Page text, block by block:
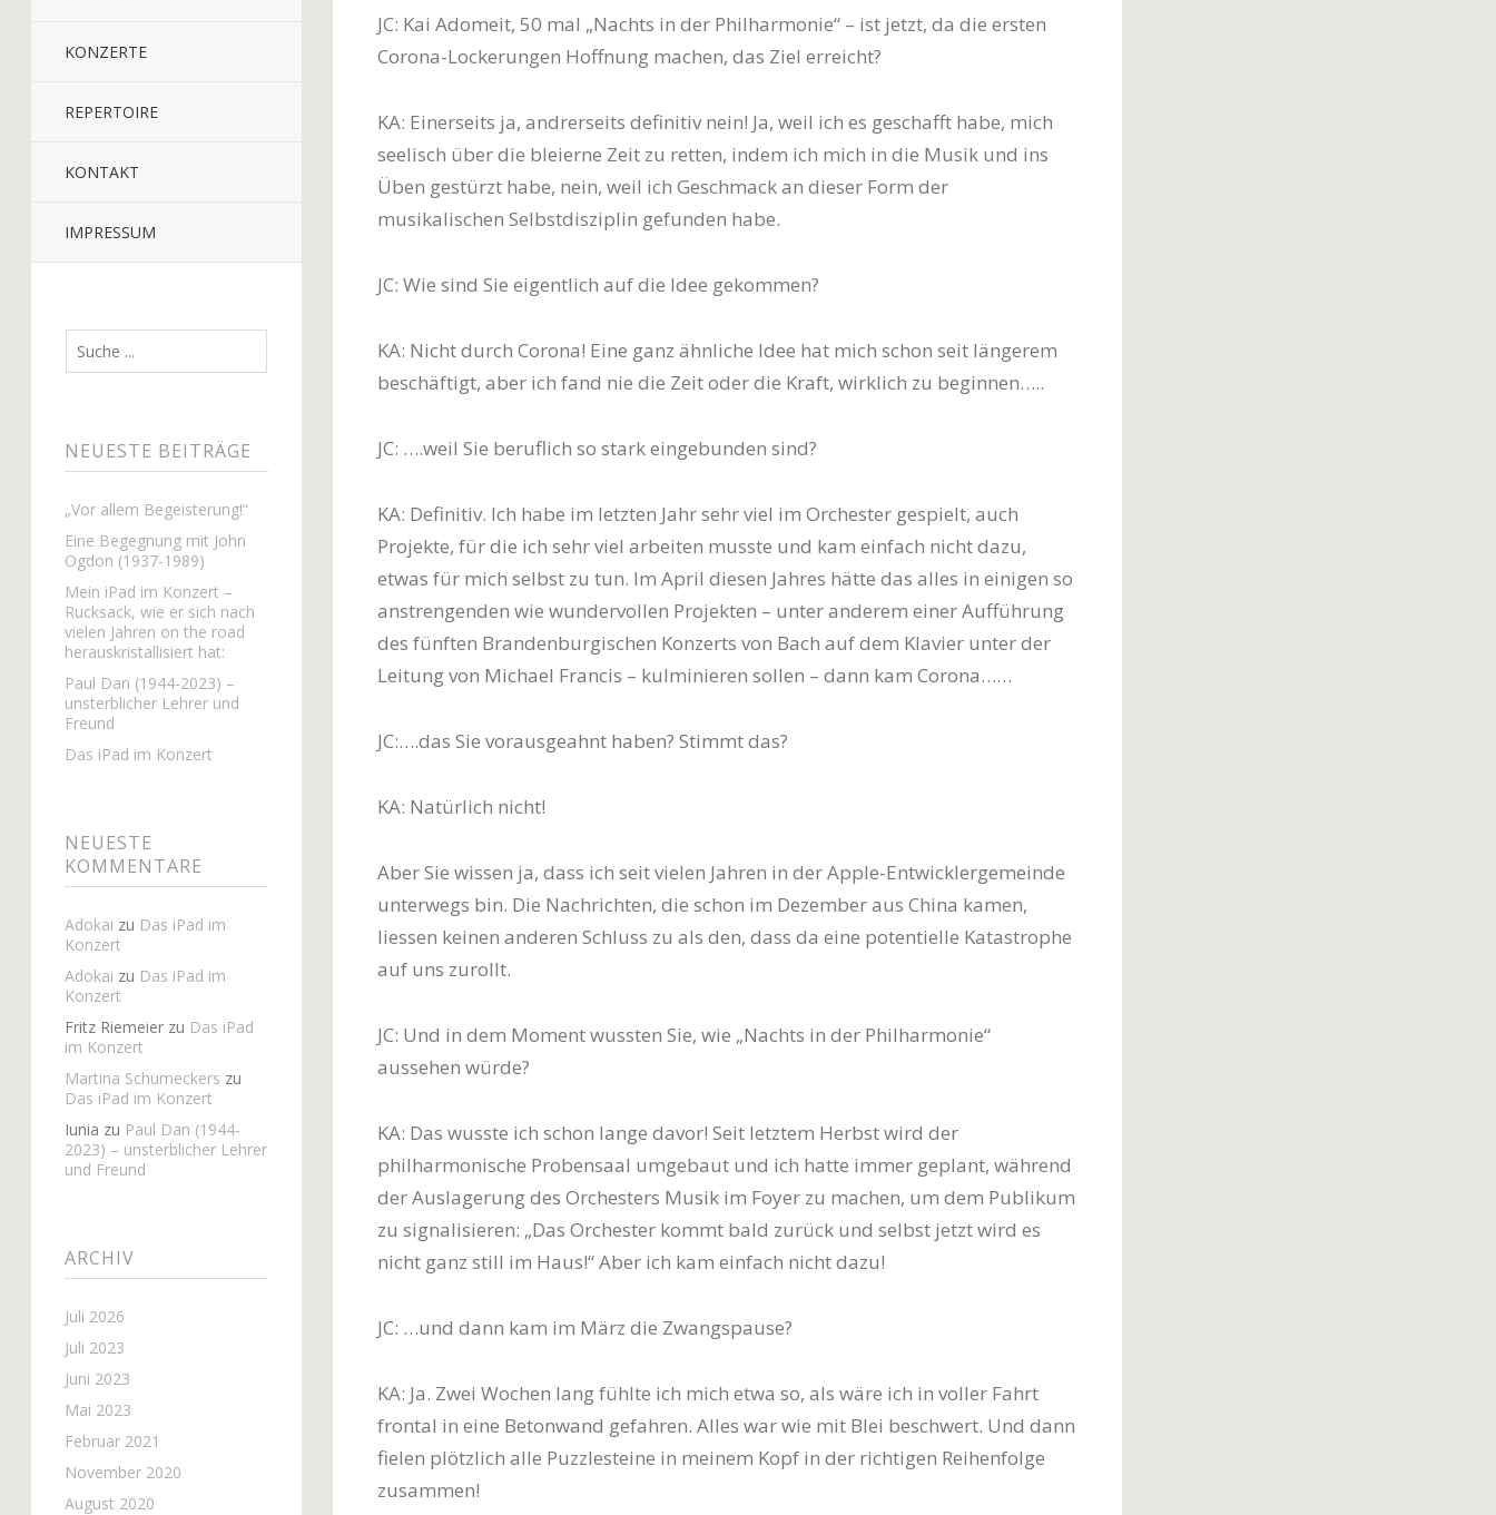
KONZERTE
REPERTOIRE
KONTAKT
IMPRESSUM
NEUESTE BEITRÄGE
„Vor allem Begeisterung!“
Eine Begegnung mit John
Ogdon (1937-1989)
Mein iPad im Konzert –
Rucksack, wie er sich nach
vielen Jahren on the road
herauskristallisiert hat:
Paul Dan (1944-2023) –
unsterblicher Lehrer und
Freund
Das iPad im Konzert
NEUESTE
KOMMENTARE
Adokai zu Das iPad im
Konzert
Adokai zu Das iPad im
Konzert
Fritz Riemeier zu Das iPad
im Konzert
Martina Schumeckers zu
Das iPad im Konzert
Iunia zu Paul Dan (1944-
2023) – unsterblicher Lehrer
und Freund
ARCHIV
Juli 2026
Juli 2023
Juni 2023
Mai 2023
Februar 2021
November 2020
August 2020
JC: Kai Adomeit, 50 mal „Nachts in der Philharmonie“ – ist jetzt, da die ersten
Corona-Lockerungen Hoffnung machen, das Ziel erreicht?
KA: Einerseits ja, andrerseits definitiv nein! Ja, weil ich es geschafft habe, mich
seelisch über die bleierne Zeit zu retten, indem ich mich in die Musik und ins
Üben gestürzt habe, nein, weil ich Geschmack an dieser Form der
musikalischen Selbstdisziplin gefunden habe.
JC: Wie sind Sie eigentlich auf die Idee gekommen?
KA: Nicht durch Corona! Eine ganz ähnliche Idee hat mich schon seit längerem
beschäftigt, aber ich fand nie die Zeit oder die Kraft, wirklich zu beginnen…..
JC: ….weil Sie beruflich so stark eingebunden sind?
KA: Definitiv. Ich habe im letzten Jahr sehr viel im Orchester gespielt, auch
Projekte, für die ich sehr viel arbeiten musste und kam einfach nicht dazu,
etwas für mich selbst zu tun. Im April diesen Jahres hätte das alles in einigen so
anstrengenden wie wundervollen Projekten – unter anderem einer Aufführung
des fünften Brandenburgischen Konzerts von Bach auf dem Klavier unter der
Leitung von Michael Francis – kulminieren sollen – dann kam Corona……
JC:….das Sie vorausgeahnt haben? Stimmt das?
KA: Natürlich nicht!
Aber Sie wissen ja, dass ich seit vielen Jahren in der Apple-Entwicklergemeinde
unterwegs bin. Die Nachrichten, die schon im Dezember aus China kamen,
liessen keinen anderen Schluss zu als den, dass da eine potentielle Katastrophe
auf uns zurollt.
JC: Und in dem Moment wussten Sie, wie „Nachts in der Philharmonie“
aussehen würde?
KA: Das wusste ich schon lange davor! Seit letztem Herbst wird der
philharmonische Probensaal umgebaut und ich hatte immer geplant, während
der Auslagerung des Orchesters Musik im Foyer zu machen, um dem Publikum
zu signalisieren: „Das Orchester kommt bald zurück und selbst jetzt wird es
nicht ganz still im Haus!“ Aber ich kam einfach nicht dazu!
JC: …und dann kam im März die Zwangspause?
KA: Ja. Zwei Wochen lang fühlte ich mich etwa so, als wäre ich in voller Fahrt
frontal in eine Betonwand gefahren. Alles war wie mit Blei beschwert. Und dann
fielen plötzlich alle Puzzlesteine in meinem Kopf in der richtigen Reihenfolge
zusammen!